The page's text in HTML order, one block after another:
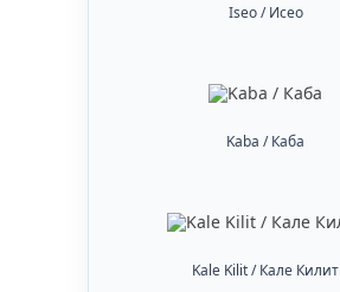
Iseo / Исео
Kaba / Каба
Kale Kilit / Кале Килит